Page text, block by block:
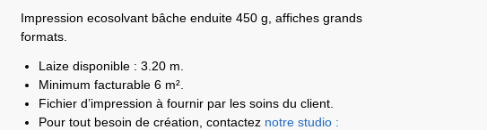
Impression ecosolvant bâche enduite 450 g, affiches grands
formats.
Laize disponible : 3.20 m.
Minimum facturable 6 m².
Fichier d’impression à fournir par les soins du client.
Pour tout besoin de création, contactez notre studio :